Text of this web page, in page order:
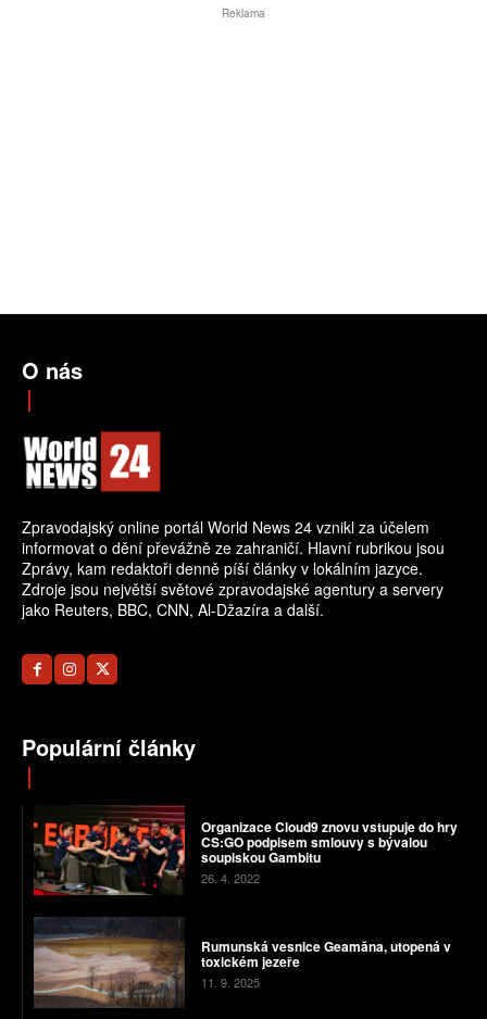
Reklama
O nás
Zpravodajský online portál World News 24 vznikl za účelem
informovat o dění převážně ze zahraničí. Hlavní rubrikou jsou
Zprávy, kam redaktoři denně píší články v lokálním jazyce.
Zdroje jsou největší světové zpravodajské agentury a servery
jako Reuters, BBC, CNN, Al-Džazíra a další.
Populární články
Organizace Cloud9 znovu vstupuje do hry
CS:GO podpisem smlouvy s bývalou
soupiskou Gambitu
26. 4. 2022
Rumunská vesnice Geamăna, utopená v
toxickém jezeře
11. 9. 2025